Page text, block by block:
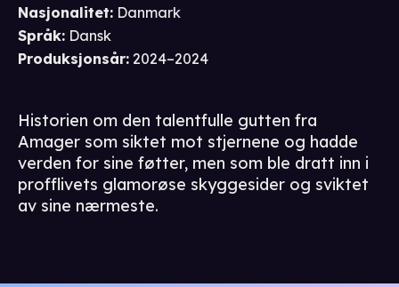
Nasjonalitet: Danmark
Språk: Dansk
Produksjonsår: 2024–2024
Historien om den talentfulle gutten fra
Amager som siktet mot stjernene og hadde
verden for sine føtter, men som ble dratt inn i
profflivets glamorøse skyggesider og sviktet
av sine nærmeste.